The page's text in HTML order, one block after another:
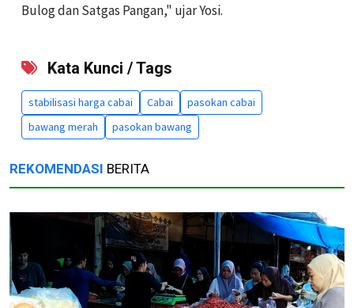
Bulog dan Satgas Pangan," ujar Yosi.
Kata Kunci / Tags
stabilisasi harga cabai Cabai
pasokan cabai
bawang merah
pasokan bawang
REKOMENDASI BERITA